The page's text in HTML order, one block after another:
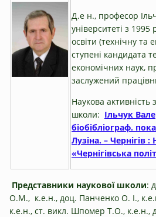
Д.е н., професор
університеті з 1995
освіти (технічну та
ступені кандидата
економічних наук,
заслужений
Наукова активність
школи: Ільчук
біобібліограф.
Лузіна. – Чернігів
«Чернігівська
Представники наукової школи:
О.М., к.е.н., доц. Панченко О. І.,
к.е.н., ст. викл. Шпомер Т.О., к.е.н.,